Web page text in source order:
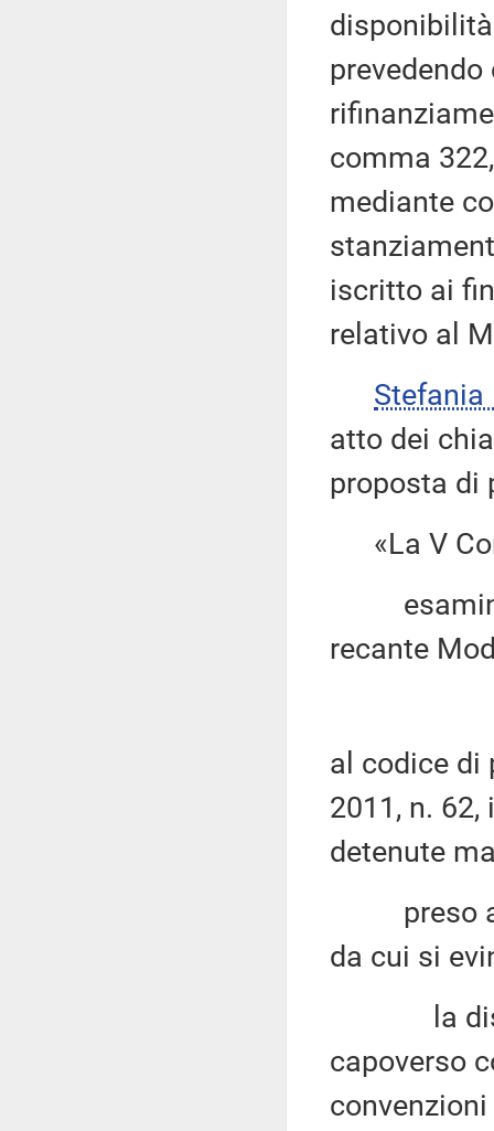
comma
mediante
iscritto ai
relativo al
Stefania
atto dei
proposta di
«La V
recante
al codice di
2011, n.
detenute
preso
da cui si
la
capoverso